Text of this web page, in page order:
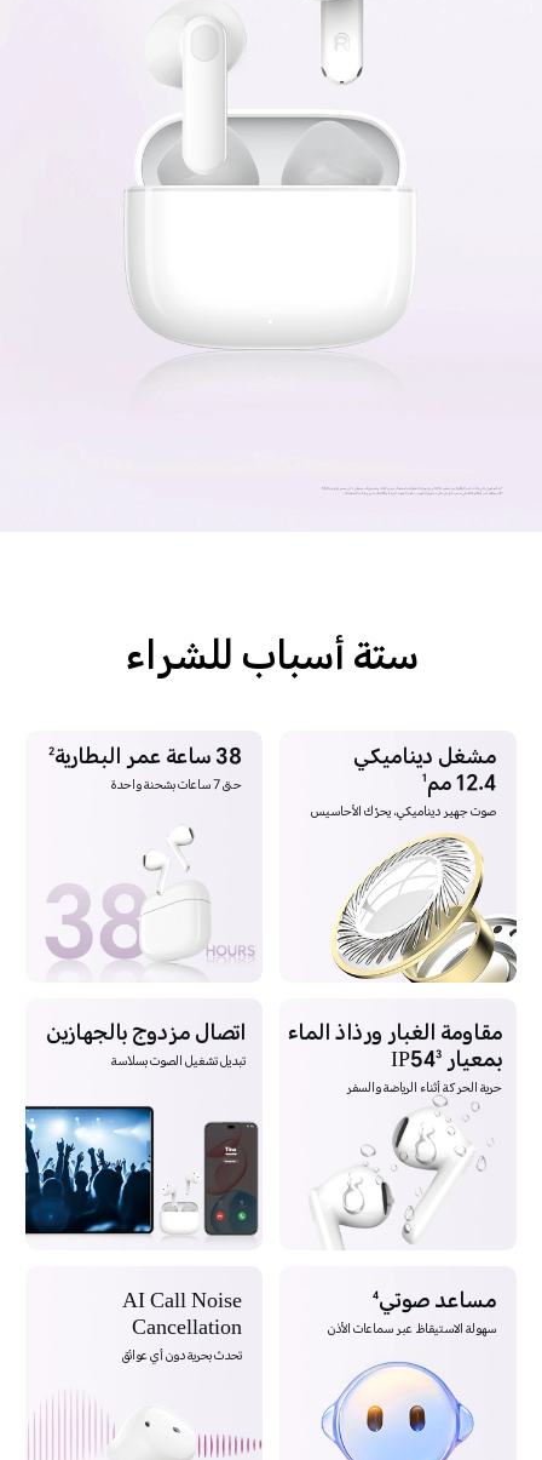
*تم الحصول على بيانات عمر البطارية من مختبر GEG، وتم إجراء الاختبارات باستخدام ترميز AAC وتشغيل الموسيقى على مستوى صوت 50%.
*قد يختلف عمر البطارية الفعلي حسب عوامل مثل مستوى الصوت، مصدر الصوت، البيئة، وظائف المنتج، وعادات الاستخدام.
ستة أسباب للشراء
مشغل ديناميكي
12.4 مم 1
صوت جهير ديناميكي، يحرّك الأحاسيس
اتصال مزدوج بالجهازين
تبديل تشغيل الصوت بسلاسة
38 ساعة عمر البطارية 2
حتى 7 ساعات بشحنة واحدة
مقاومة الغبار ورذاذ الماء
بمعيار IP543
حرية الحركة أثناء الرياضة والسفر
مساعد صوتي4
سهولة الاستيقاظ عبر سماعات الأذن
AI Call Noise
Cancellation
تحدث بحرية دون أي عوائق